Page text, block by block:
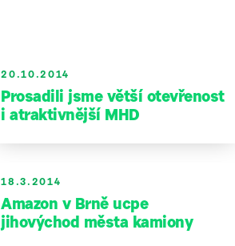
20.10.2014
Prosadili jsme větší otevřenost
i atraktivnější MHD
18.3.2014
Amazon v Brně ucpe
jihovýchod města kamiony